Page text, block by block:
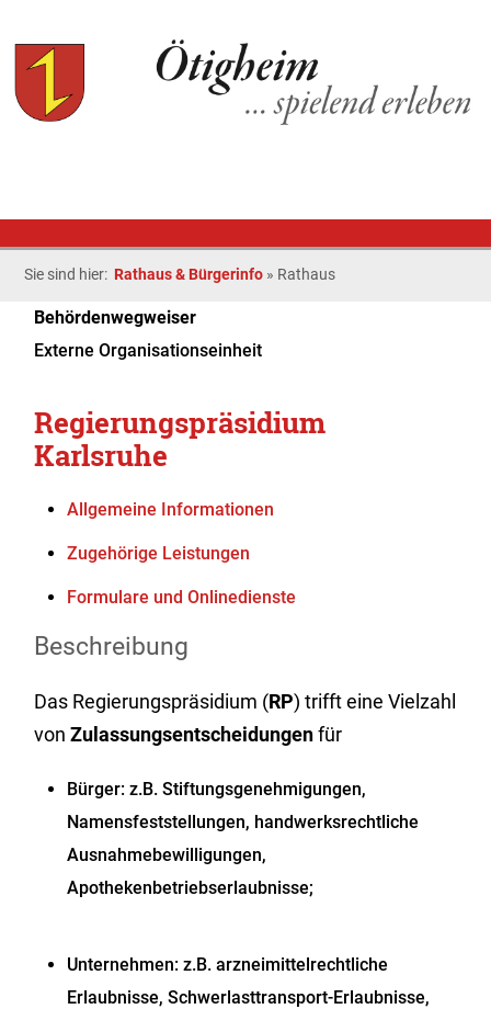
Sie sind hier: Rathaus & Bürgerinfo » Rathaus
Behördenwegweiser
Externe Organisationseinheit
Regierungspräsidium
Karlsruhe
Allgemeine Informationen
Zugehörige Leistungen
Formulare und Onlinedienste
Beschreibung
Das Regierungspräsidium (RP) trifft eine Vielzahl
vonZulassungsentscheidungenfür
Bürger: z.B. Stiftungsgenehmigungen,
Namensfeststellungen, handwerksrechtliche
Ausnahmebewilligungen,
Apothekenbetriebserlaubnisse;
Unternehmen: z.B. arzneimittelrechtliche
Erlaubnisse, Schwerlasttransport-Erlaubnisse,